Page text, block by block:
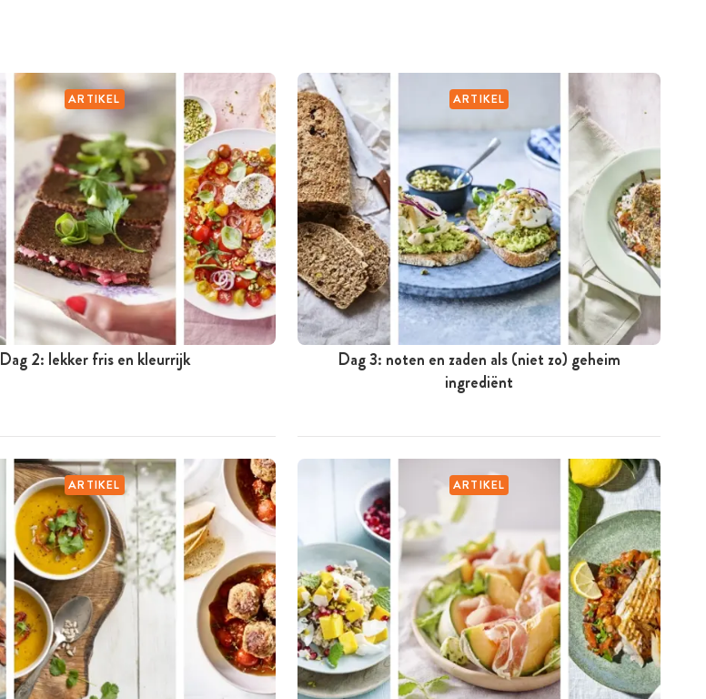
ARTIKEL
Dag 2: lekker fris en kleurrijk
ARTIKEL
Dag 3: noten en zaden als (niet zo) geheim
ingrediënt
ARTIKEL ARTIKEL